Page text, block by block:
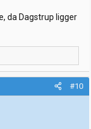
da Dagstrup ligger
#10